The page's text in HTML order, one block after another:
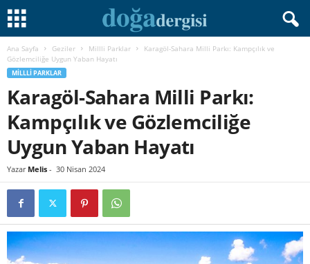
Ana Sayfa Geziler Millli Parklar
Karagöl-Sahara Milli Parkı: Kampçılık ve
Gözlemciliğe Uygun Yaban Hayatı
MILLLI PARKLAR
Karagöl-Sahara Milli Parkı:
Kampçılık ve Gözlemciliğe
Uygun Yaban Hayatı
Yazar Melis - 30 Nisan 2024